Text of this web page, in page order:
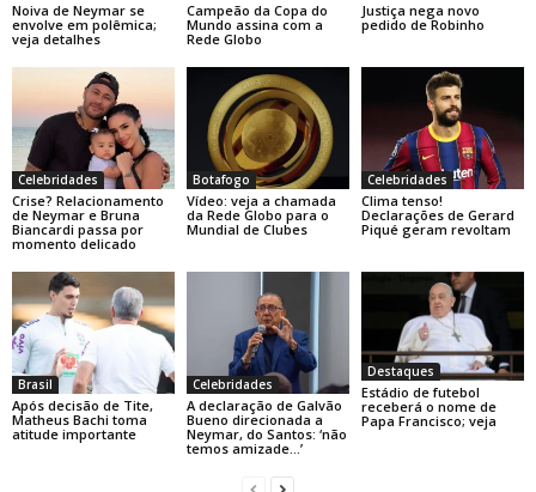
Noiva de Neymar se
envolve em polêmica;
veja detalhes
Campeão da Copa do
Mundo assina com a
Rede Globo
Justiça nega novo
pedido de Robinho
Celebridades
Crise? Relacionamento
de Neymar e Bruna
Biancardi passa por
momento delicado
Botafogo
Vídeo: veja a chamada
da Rede Globo para o
Mundial de Clubes
Celebridades
Clima tenso!
Declarações de Gerard
Piqué geram revoltam
Brasil
Após decisão de Tite,
Matheus Bachi toma
atitude importante
Celebridades
A declaração de Galvão
Bueno direcionada a
Neymar, do Santos: ‘não
temos amizade…’
Destaques
Estádio de futebol
receberá o nome de
Papa Francisco; veja